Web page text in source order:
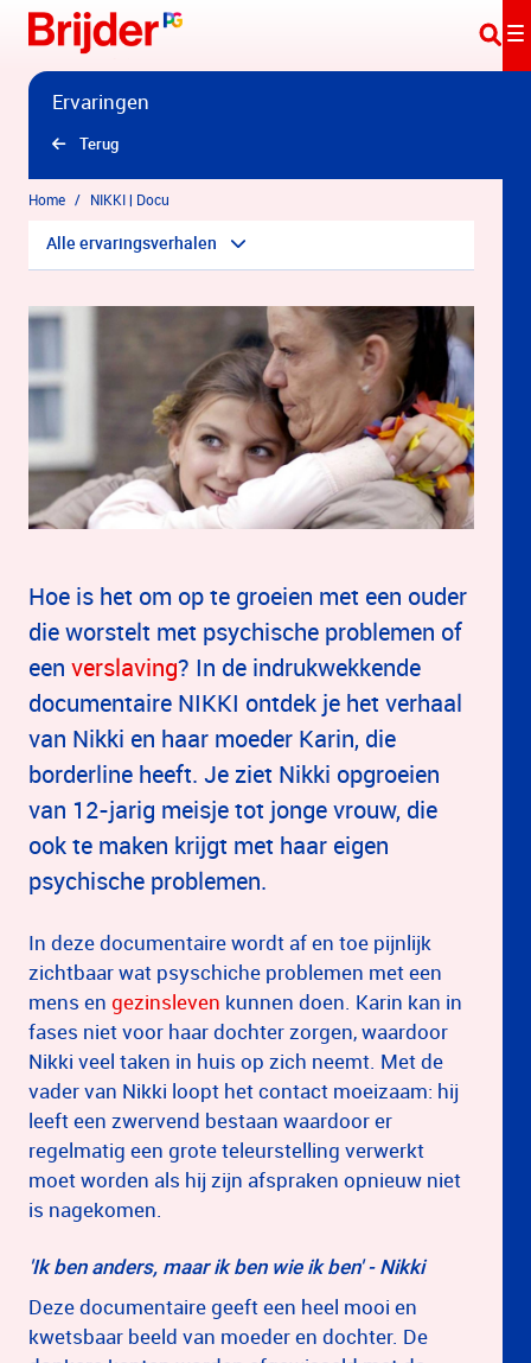
Overslaan en naar hoofdinhoud gaan
Ervaringen
Terug
Home NIKKI | Docu
Alle ervaringsverhalen
Hoe is het om op te groeien met een ouder
die worstelt met psychische problemen of
een verslaving? In de indrukwekkende
documentaire NIKKI ontdek je het verhaal
van Nikki en haar moeder Karin, die
borderline heeft. Je ziet Nikki opgroeien
van 12-jarig meisje tot jonge vrouw, die
ook te maken krijgt met haar eigen
psychische problemen.
In deze documentaire wordt af en toe pijnlijk
zichtbaar wat psyschiche problemen met een
mens en gezinsleven kunnen doen. Karin kan in
fases niet voor haar dochter zorgen, waardoor
Nikki veel taken in huis op zich neemt. Met de
vader van Nikki loopt het contact moeizaam: hij
leeft een zwervend bestaan waardoor er
regelmatig een grote teleurstelling verwerkt
moet worden als hij zijn afspraken opnieuw niet
is nagekomen.
'Ik ben anders, maar ik ben wie ik ben' - Nikki
Deze documentaire geeft een heel mooi en
kwetsbaar beeld van moeder en dochter. De